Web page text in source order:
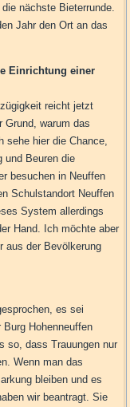
nächste Bieterrunde.
Jahr den Ort an das
Einrichtung einer
reicht jetzt
Grund, warum das
sehe hier die Chance,
und Beuren die
besuchen in Neuffen
Schulstandort Neuffen
System allerdings
Hand. Ich möchte aber
aus der Bevölkerung
es sei
Hohenneuffen
so, dass Trauungen nur
Wenn man das
bleiben und es
wir beantragt. Sie